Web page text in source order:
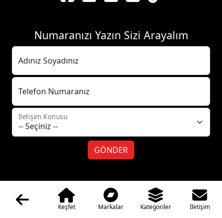
Numaranızı Yazın Sizi Arayalım
Adınız Soyadınız
Telefon Numaranız
İletişim Konusu
GÖNDER
E-Bülten Aboneliği
Keşfet Markalar Kategoriler İletişim